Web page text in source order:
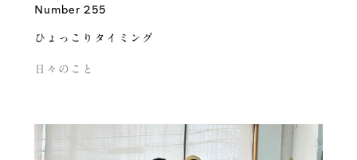
Number 255
ひょっこりタイミング
日々のこと